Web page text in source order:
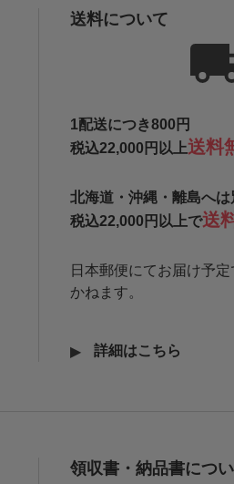
送料について
1配送につき800円
税込22,000円以上送料
北海道・沖縄・離島へは
税込22,000円以上で送
日本郵便にてお届け予
かねます。
詳細はこちら
領収書・納品書につ